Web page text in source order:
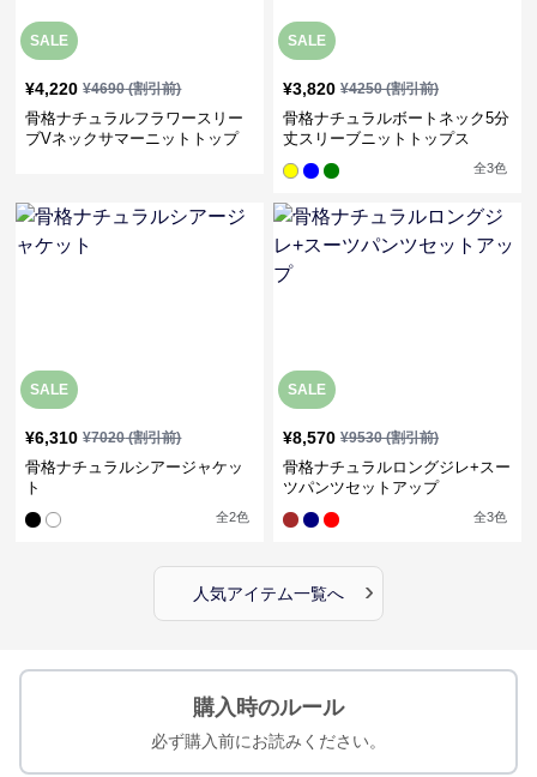
SALE
¥4,220 ¥4690(割引前)
骨格ナチュラルフラワースリー
ブVネックサマーニットトップ
SALE
¥3,820 ¥4250(割引前)
骨格ナチュラルボートネック5分
丈スリーブニットトップス
全3色
SALE
¥6,310 ¥7020(割引前)
骨格ナチュラルシアージャケッ
ト
全2色
SALE
¥8,570 ¥9530(割引前)
骨格ナチュラルロングジレ+スー
ツパンツセットアップ
全3色
人気アイテム一覧へ ›
購入時のルール
必ず購入前にお読みください。